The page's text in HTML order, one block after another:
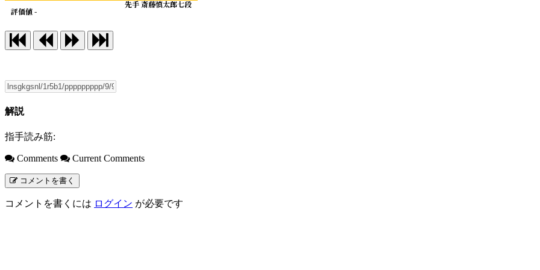
先手 斎藤慎太郎七段
評価値 -
解説
指手読み筋:
Comments Current Comments
コメントを書く
コメントを書くには ログイン が必要です